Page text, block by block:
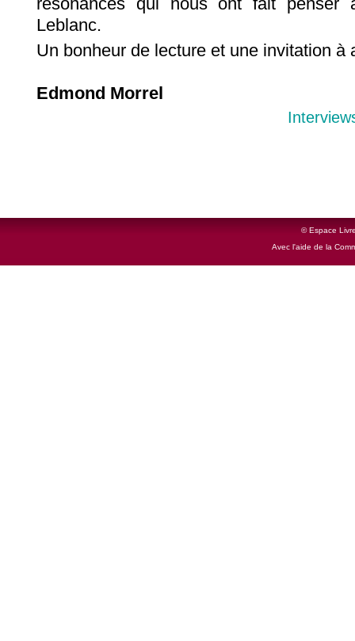
Leblanc.
Un bonheur de lecture et une invitation à
Edmond Morrel
© Espace
Avec l'aide de la